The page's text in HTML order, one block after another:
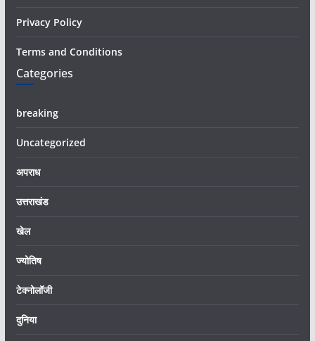
Privacy Policy
Terms and Conditions
Categories
breaking
Uncategorized
अपराध
उत्तराखंड
खेल
ज्योतिष
टेक्नोलॉजी
दुनिया